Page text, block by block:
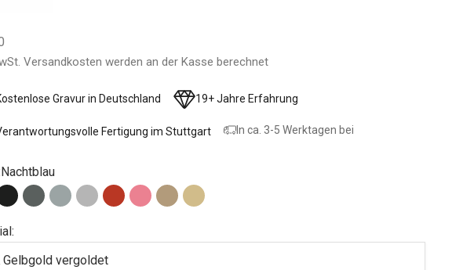
Versandkosten werden an der Kasse berechnet
Gravur in Deutschland 19+ Jahre Erfahrung
Fertigung im Stuttgart In ca. 3-5 Werktagen bei
Nachtblau
Tiefes Schwarz
Seidiges Anthrazit
Einfach Grau
SilberKnalliges Rot
Bubble Gum
MandelBeige
Gelbgold vergoldet